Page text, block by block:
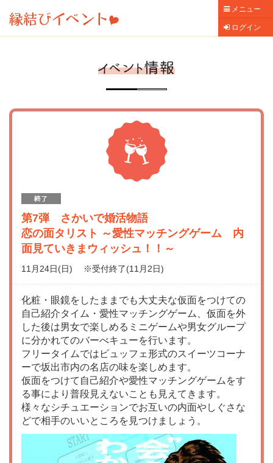
メニュー
ログイン
第7弾 さかいで婚活物語
恋の面タリスト ～愛性マッチングゲーム 内
面見ていきまウィッシュ！！～
11月24日(日) ※受付終了(11月2日)
化粧・眼鏡をしたままでも大丈夫な仮面をつけての
自己紹介タイム・愛性マッチングゲーム、仮面を外
した後は男女で楽しめるミニゲームや男女グループ
に分かれてのバーべキューを行います。
フリータイムではビュッフェ形式のスイーツコーナ
ーで坂出市内の名店の味を楽しめます。
仮面をつけて自己紹介や愛性マッチングゲームをす
る事により普段見えないことも見えてきます。
様々なシチュエーションでお互いの内面やしぐさな
どで相手のいいところを見つけましょう。